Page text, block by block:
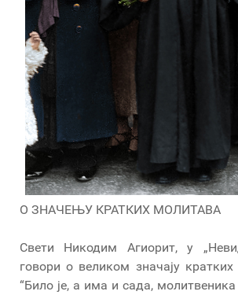
О ЗНАЧЕЊУ КРАТКИХ МОЛИТАВА
Свети Никодим Агиорит, у
говори о великом значају
“Било је, а има и сада, молитвеника